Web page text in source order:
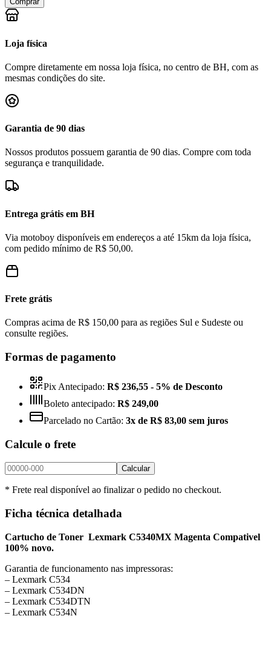
Loja física
Compre diretamente em nossa loja física, no centro de BH, com as
mesmas condições do site.
Garantia de 90 dias
Nossos produtos possuem garantia de 90 dias. Compre com toda
segurança e tranquilidade.
Entrega grátis em BH
Via motoboy disponíveis em endereços a até 15km da loja física,
com pedido mínimo de R$ 50,00.
Frete grátis
Compras acima de R$ 150,00 para as regiões Sul e Sudeste ou
consulte regiões.
Formas de pagamento
Pix Antecipado: R$ 236,55 - 5% de Desconto
Boleto antecipado: R$ 249,00
Parcelado no Cartão: 3x de R$ 83,00 sem juros
Calcule o frete
Calcular
* Frete real disponível ao finalizar o pedido no checkout.
Ficha técnica detalhada
Cartucho de Toner Lexmark C5340MX Magenta Compativel
100% novo.
Garantia de funcionamento nas impressoras:
– Lexmark C534
– Lexmark C534DN
– Lexmark C534DTN
– Lexmark C534N